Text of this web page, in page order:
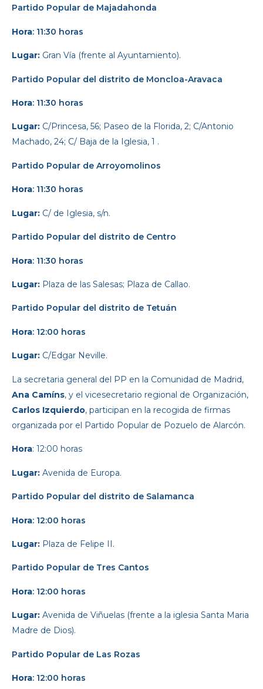
Partido Popular de Majadahonda
Hora: 11:30 horas
Lugar: Gran Vía (frente al Ayuntamiento).
Partido Popular del distrito de Moncloa-Aravaca
Hora: 11:30 horas
Lugar: C/Princesa, 56; Paseo de la Florida, 2; C/Antonio
Machado, 24; C/ Baja de la Iglesia, 1 .
Partido Popular de Arroyomolinos
Hora: 11:30 horas
Lugar: C/ de Iglesia, s/n.
Partido Popular del distrito de Centro
Hora: 11:30 horas
Lugar: Plaza de las Salesas; Plaza de Callao.
Partido Popular del distrito de Tetuán
Hora: 12:00 horas
Lugar: C/Edgar Neville.
La secretaria general del PP en la Comunidad de Madrid,
Ana Camíns, y el vicesecretario regional de Organización,
Carlos Izquierdo, participan en la recogida de firmas
organizada por el Partido Popular de Pozuelo de Alarcón.
Hora: 12:00 horas
Lugar: Avenida de Europa.
Partido Popular del distrito de Salamanca
Hora: 12:00 horas
Lugar: Plaza de Felipe II.
Partido Popular de Tres Cantos
Hora: 12:00 horas
Lugar: Avenida de Viñuelas (frente a la iglesia Santa Maria
Madre de Dios).
Partido Popular de Las Rozas
Hora: 12:00 horas